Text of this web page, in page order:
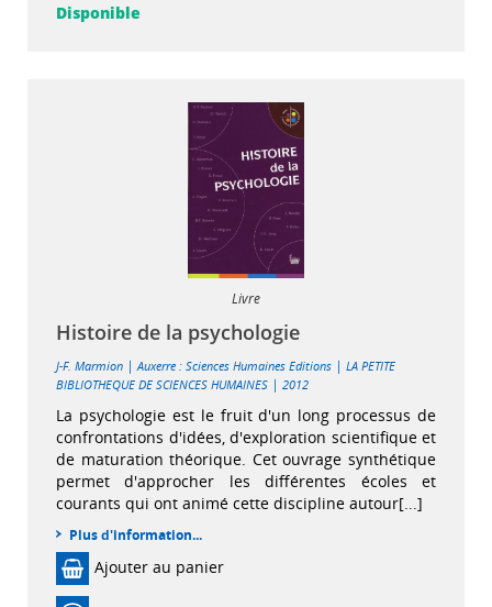
Disponible
Livre
Histoire de la psychologie
J-F. Marmion |Auxerre : Sciences Humaines Editions | LA PETITE
BIBLIOTHEQUE DE SCIENCES HUMAINES | 2012
La psychologie est le fruit d'un long processus de
confrontations d'idées, d'exploration scientifique et
de maturation théorique. Cet ouvrage synthétique
permet d'approcher les différentes écoles et
courants qui ont animé cette discipline autour[...]
Plus d'information...
Ajouter au panier